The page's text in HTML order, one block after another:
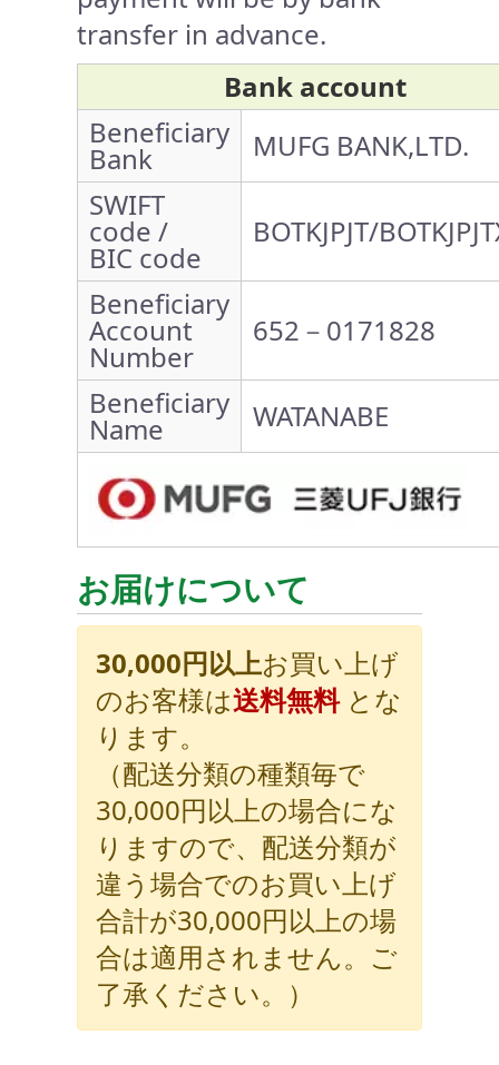
transfer in advance.
Bank account
Beneficiary
Bank
MUFG BANK,LTD.
SWIFT
code /
BIC code
BOTKJPJT/
Beneficiary
Account
Number
652－0171828
Beneficiary
Name WATANABE
お届けについて
30,000円以上お買い上げ
のお客様は送料無料とな
ります。
（配送分類の種類毎で
30,000円以上の場合にな
りますので、配送分類が
違う場合でのお買い上げ
合計が30,000円以上の場
合は適用されません。ご
了承ください。）